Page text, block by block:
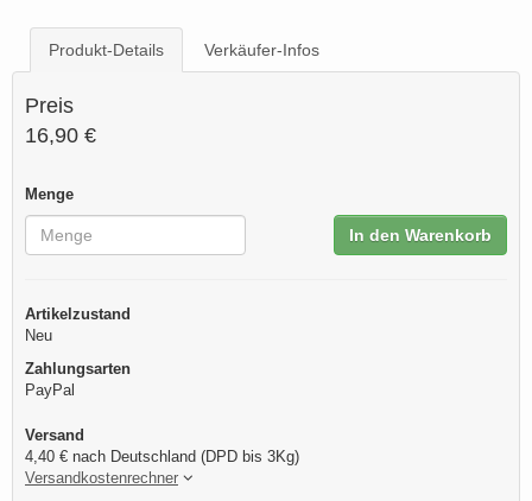
Produkt-Details Verkäufer-Infos
Preis
16,90 €
Menge
In den Warenkorb
Artikelzustand
Neu
Zahlungsarten
PayPal
Versand
4,40 € nach Deutschland (DPD bis 3Kg)
Versandkostenrechner